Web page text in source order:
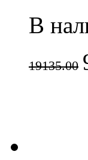
В
19135.00